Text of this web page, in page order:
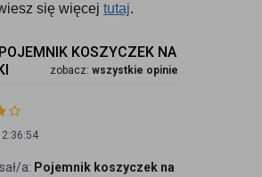
się więcej tutaj.
KOSZYCZEK NA
zobacz: wszystkie opinie
a: Pojemnik koszyczek na